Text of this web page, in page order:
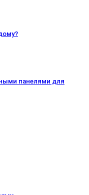
панелями для